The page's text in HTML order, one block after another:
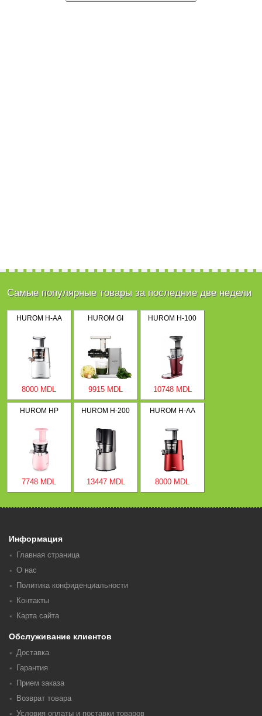
Самые популярные товары за последние две недели
HUROM H-AA
8000 MDL
HUROM GI
9915 MDL
HUROM H-100
10748 MDL
HUROM HP
7748 MDL
HUROM H-200
13447 MDL
HUROM H-AA
8000 MDL
Информация
Главная страница
О нас
Политика конфиденциальности
Контакты
Карта сайта
Обслуживание клиентов
Доставка
Гарантия
Прием заказа
Возврат товара
Условия оплаты и поставки товаров